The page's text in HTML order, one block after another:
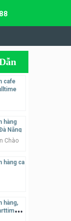
cafe
hàng
Nẵng
Chào
hàng ca
hàng,